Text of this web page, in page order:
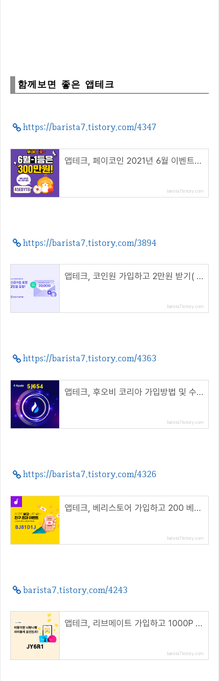
함께보면 좋은 앱테크
https://barista7.tistory.com/4347
앱테크, 페이코인 2021년 6월 이벤트 총정리!( 리워드 코드 : 45EBYTB )
barista7.tistory.com
https://barista7.tistory.com/3894
앱테크, 코인원 가입하고 2만원 받기( 초대 코드 : NF9R9XJV )
barista7.tistory.com
https://barista7.tistory.com/4363
앱테크, 후오비 코리아 가입방법 및 수수료( 초대 코드 : 5j654 )
barista7.tistory.com
https://barista7.tistory.com/4326
앱테크, 베리스토어 가입하고 200 베리(berry) 적립( 추천 코드 : BJ81D1J )
barista7.tistory.com
barista7.tistory.com/4243
앱테크, 리브메이트 가입하고 1000P 받기( 추천코드 : JY6R1 )
barista7.tistory.com